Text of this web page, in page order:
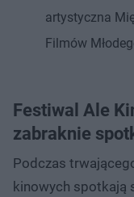
artystyczna
Filmów
Festiwal Ale
zabraknie
Podczas
kinowych spotkają